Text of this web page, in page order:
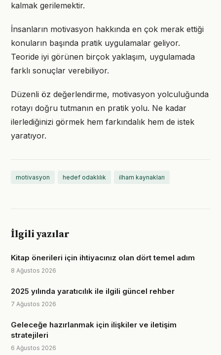
kalmak gerilemektir.
İnsanların motivasyon hakkında en çok merak ettiği
konuların başında pratik uygulamalar geliyor.
Teoride iyi görünen birçok yaklaşım, uygulamada
farklı sonuçlar verebiliyor.
Düzenli öz değerlendirme, motivasyon yolculuğunda
rotayı doğru tutmanın en pratik yolu. Ne kadar
ilerlediğinizi görmek hem farkındalık hem de istek
yaratıyor.
motivasyon hedef odaklılık ilham kaynakları
İlgili yazılar
Kitap önerileri için ihtiyacınız olan dört temel adım
8 Ağustos 2026
2025 yılında yaratıcılık ile ilgili güncel rehber
7 Ağustos 2026
Geleceğe hazırlanmak için ilişkiler ve iletişim
stratejileri
6 Ağustos 2026